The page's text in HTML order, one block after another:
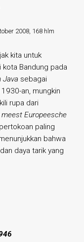
2008, 168 hlm
kita untuk
kota Bandung pada
Java sebagai
an, mungkin
rupa dari
meest Europeesche
paling
bahwa
daya tarik yang